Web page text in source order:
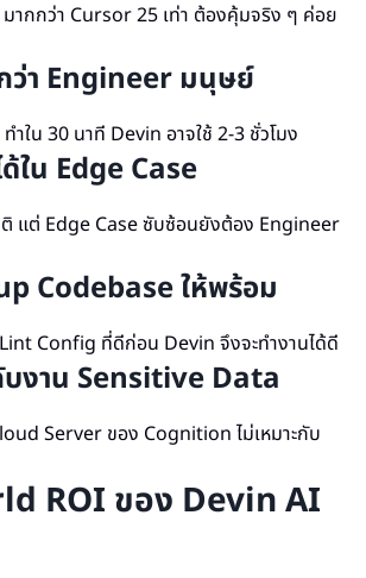
ากกว่า Cursor 25 เท่า ต้องคุ้มจริง ๆ ค่อย
ว่า Engineer มนุษย์
ใน 30 นาที Devin อาจใช้ 2-3 ชั่วโมง
ใน Edge Case
แต่ Edge Case ซับซ้อนยังต้อง Engineer
Codebase ให้พร้อม
Config ที่ดีก่อน Devin จึงจะทำงานได้ดี
บงาน Sensitive Data
Server ของ Cognition ไม่เหมาะกับ
ROI ของ Devin AI